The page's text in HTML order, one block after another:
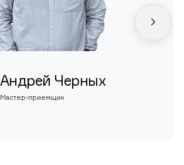
Андрей Черных
Мастер-приемщик